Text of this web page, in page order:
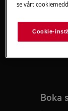
Var
Boka
se vårt
Cookie-